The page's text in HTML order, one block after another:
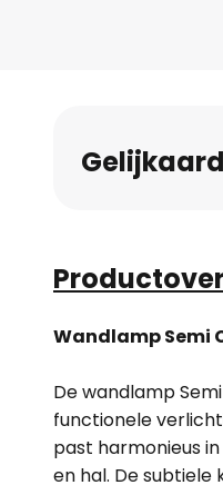
van
Wandlamp Semi
De wandlamp
functionele
past harmonieus
en hal. De